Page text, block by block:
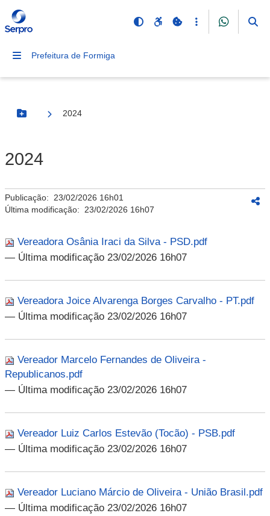
Prefeitura de Formiga
Botão Menu
2024
2024
Publicação: 23/02/2026 16h01
Última modificação: 23/02/2026 16h07
Vereadora Osânia Iraci da Silva - PSD.pdf
— Última modificação 23/02/2026 16h07
Vereadora Joice Alvarenga Borges Carvalho - PT.pdf
— Última modificação 23/02/2026 16h07
Vereador Marcelo Fernandes de Oliveira -
Republicanos.pdf
— Última modificação 23/02/2026 16h07
Vereador Luiz Carlos Estevão (Tocão) - PSB.pdf
— Última modificação 23/02/2026 16h07
Vereador Luciano Márcio de Oliveira - União Brasil.pdf
— Última modificação 23/02/2026 16h07